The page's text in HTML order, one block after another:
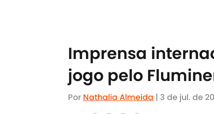
Imprensa
jogo pelo
Por Nathalia Almeida | 3 de jul. de